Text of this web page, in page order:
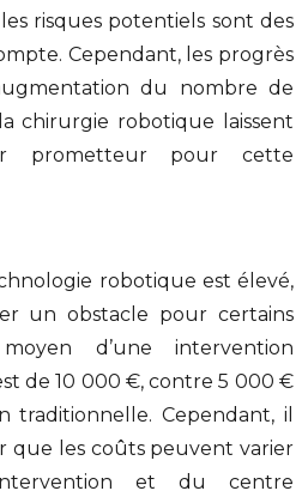
risques potentiels sont des
Cependant, les progrès
du nombre de
chirurgie robotique laissent
prometteur pour cette
robotique est élevé,
un obstacle pour certains
d’une intervention
de 10 000 €, contre 5 000 €
Cependant, il
que les coûts peuvent varier
et du centre